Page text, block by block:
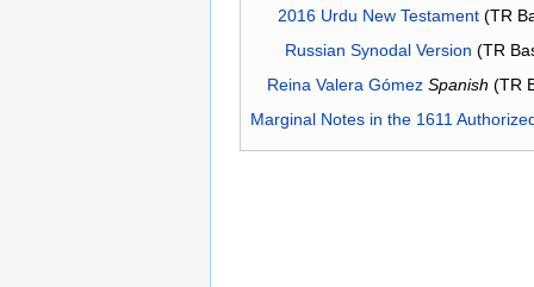
2016 Urdu New Testament(TR
Russian Synodal Version (TR
Reina Valera Gómez Spanish (TR
Marginal Notes in the 1611